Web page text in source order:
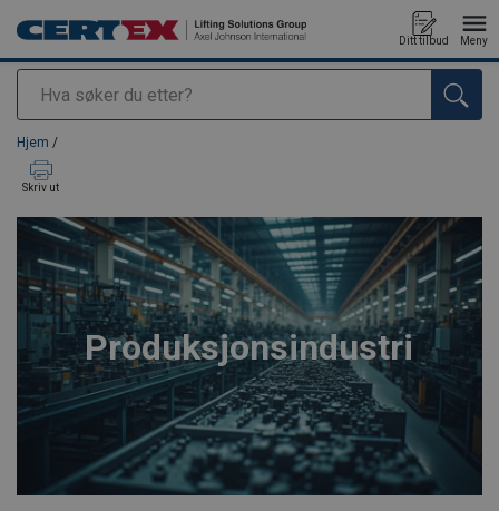
Søk
Ditt tilbud Meny
Produkt lagt i din handlekurv
Hjem /
Skriv ut
Produksjonsindustri